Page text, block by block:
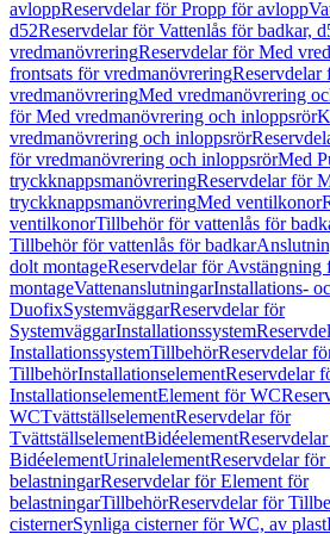
avloppReservdelar för Propp för avlopp
d52Reservdelar för Vattenlås för badkar,
vredmanövreringReservdelar för Med
frontsats för vredmanövreringReservdelar
vredmanövreringMed vredmanövrering
för Med vredmanövrering och inloppsrör
vredmanövrering och inloppsrör
för vredmanövrering och inloppsrörMed
tryckknappsmanövreringReservdelar för
tryckknappsmanövreringMed ventilkonor
ventilkonorTillbehör för vattenlås för
Tillbehör för vattenlås för badkar
dolt montageReservdelar för Avstängning
montageVattenanslutningarInstallations-
DuofixSystemväggarReservdelar för
SystemväggarInstallationssystem
InstallationssystemTillbehörReservdelar
TillbehörInstallationselementReservdelar
InstallationselementElement för WC
WCTvättställselementReservdelar för
TvättställselementBidéelement
BidéelementUrinalelementReservdelar
belastningarReservdelar för Element för
belastningarTillbehörReservdelar för
cisternerSynliga cisterner för WC, av plast